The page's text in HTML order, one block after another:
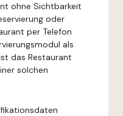
ohne Sichtbarkeit
oder
per Telefon
als
das Restaurant
solchen